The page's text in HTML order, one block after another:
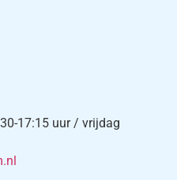
17:15 uur / vrijdag